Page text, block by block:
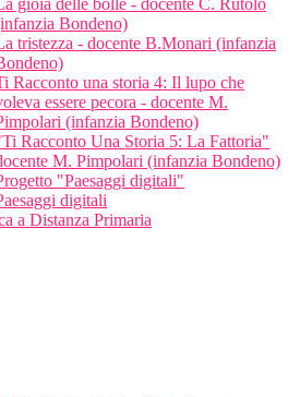
gioia delle bolle - docente C. Rutolo
Bondeno)
tristezza - docente B.Monari (infanzia
Racconto una storia 4: Il lupo che
essere pecora - docente M.
(infanzia Bondeno)
Racconto Una Storia 5: La Fattoria"
M. Pimpolari (infanzia Bondeno)
"Paesaggi digitali"
digitali
a Distanza Primaria